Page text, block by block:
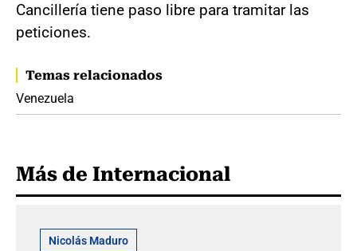
Cancillería tiene paso libre para tramitar las
peticiones.
Temas relacionados
Venezuela
Más de Internacional
Nicolás Maduro